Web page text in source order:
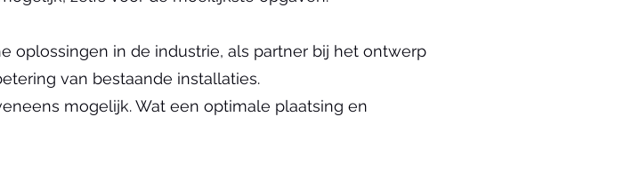
oplossingen in de industrie, als partner bij het ontwerp
van bestaande installaties.
mogelijk. Wat een optimale plaatsing en